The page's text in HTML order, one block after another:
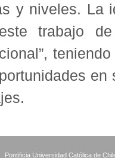
y niveles. La
trabajo
Pontificia Universidad Católica de